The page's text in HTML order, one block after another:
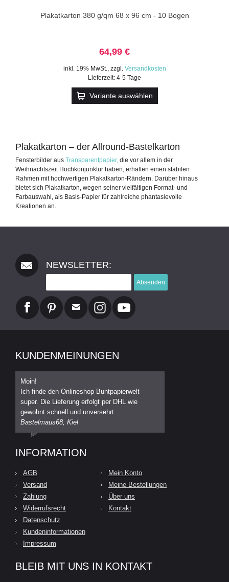
Plakatkarton 380 g/qm 68 x 96 cm - 10 Bogen
64,99 €
inkl. 19% MwSt., zzgl. Versandkosten
Lieferzeit: 4-5 Tage
Variante auswählen
Plakatkarton – der Allround-Bastelkarton
Fensterbilder aus Transparentpapier, die vor allem in der
Weihnachtszeit Hochkonjunktur haben, erhalten einen stabilen
Rahmen mit hochwertigen Plakatkarton-Rändern. Darüber hinaus
bietet sich Plakatkarton, wegen seiner vielfältigen Format- und
Farbauswahl, als Basis-Papier für zahlreiche phantasievolle
Kreationen an.
NEWSLETTER:
Absenden
KUNDENMEINUNGEN
Moin!
Ich finde den Onlineshop Buntpapierwelt
super. Die Lieferung erfolgt per DHL wie
gewohnt schnell und unversehrt.
Bastelmaus68, Kiel
INFORMATION
AGB
Versand
Zahlung
Widerrufsrecht
Datenschutz
Kundeninformationen
Impressum
Mein Konto
Meine Bestellungen
Über uns
Kontakt
BLEIB MIT UNS IN KONTAKT